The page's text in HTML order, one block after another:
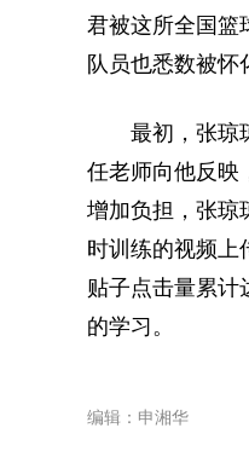
君被这所全国篮
队员也悉数被怀
最初，张琼琼
任老师向他反映
增加负担，张琼
时训练的视频上
贴子点击量累计
的学习。
编辑：申湘华